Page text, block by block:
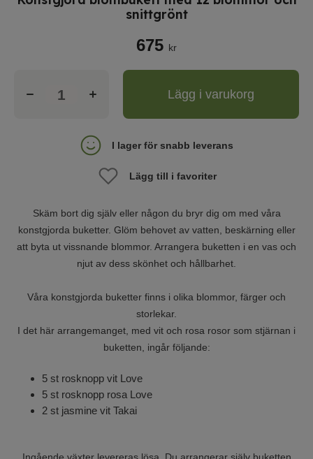
snittgrönt
675 kr
Lägg i varukorg
I lager för snabb leverans
Lägg till i favoriter
Skäm bort dig själv eller någon du bryr dig om med våra
konstgjorda buketter. Glöm behovet av vatten, beskärning eller
att byta ut vissnande blommor. Arrangera buketten i en vas och
njut av dess skönhet och hållbarhet.
Våra konstgjorda buketter finns i olika blommor, färger och
storlekar.
I det här arrangemanget, med vit och rosa rosor som stjärnan i
buketten, ingår följande:
5 st rosknopp vit Love
5 st rosknopp rosa Love
2 st jasmine vit Takai